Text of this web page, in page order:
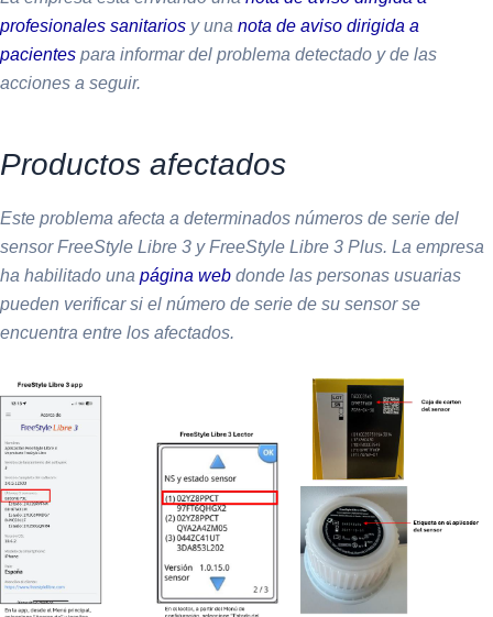
profesionales sanitarios y una nota de aviso dirigida a
pacientes para informar del problema detectado y de las
acciones a seguir.
Productos afectados
Este problema afecta a determinados números de serie del
sensor FreeStyle Libre 3 y FreeStyle Libre 3 Plus. La empresa
ha habilitado una página web donde las personas usuarias
pueden verificar si el número de serie de su sensor se
encuentra entre los afectados.